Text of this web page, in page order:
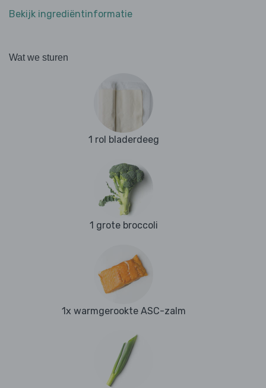
Bekijk ingrediëntinformatie
Wat we sturen
1 rol bladerdeeg
1 grote broccoli
1x warmgerookte ASC-zalm